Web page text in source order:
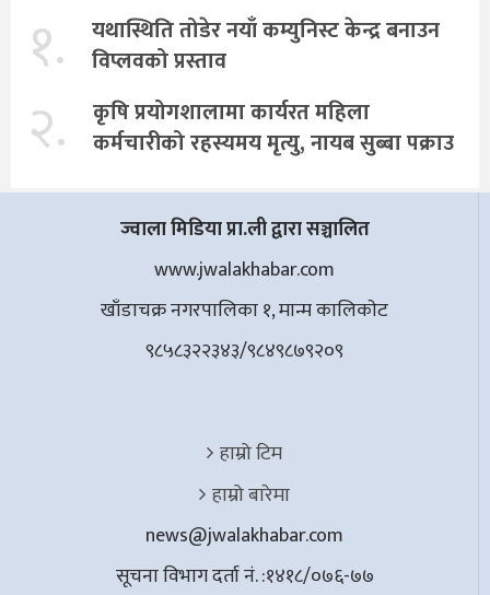
१.
यथास्थिति तोडेर नयाँ कम्युनिस्ट केन्द्र बनाउन
विप्लवको प्रस्ताव
२.
कृषि प्रयोगशालामा कार्यरत महिला
कर्मचारीको रहस्यमय मृत्यु, नायब सुब्बा पक्राउ
ज्वाला मिडिया प्रा.ली द्वारा सञ्चालित
www.jwalakhabar.com
खाँडाचक्र नगरपालिका १, मान्म कालिकाेट
९८५८३२२३४३/९८४९८७९२०९
हाम्रो टिम
हाम्रो बारेमा
news@jwalakhabar.com
सूचना विभाग दर्ता नं. :१४१८/०७६-७७